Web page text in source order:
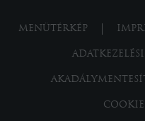
MENÜTÉRKÉP